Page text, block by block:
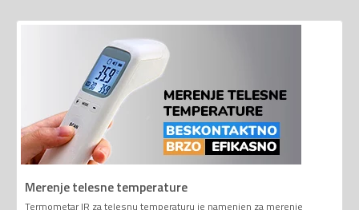
Merenje telesne temperature
Termometar IR za telesnu temperaturu je namenjen za merenje